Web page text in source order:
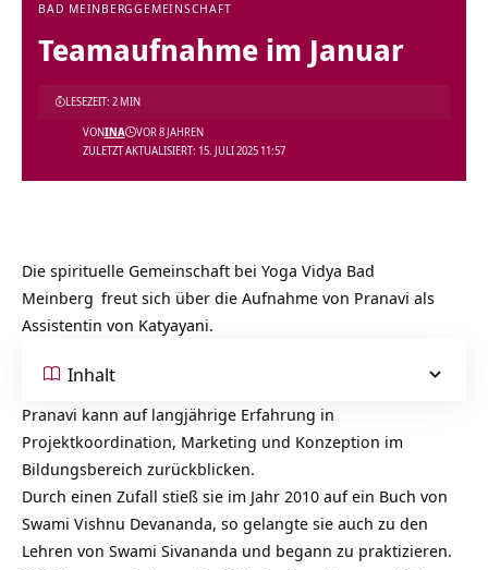
BAD MEINBERGGEMEINSCHAFT
Teamaufnahme im Januar
ZULETZT AKTUALISIERT: 15. JULI 2025 11:57
VONINA VOR 8 JAHREN
LESEZEIT: 2 MIN
Die spirituelle Gemeinschaft bei Yoga Vidya Bad
Meinberg freut sich über die Aufnahme von Pranavi als
Assistentin von Katyayani.
Inhalt
Pranavi kann auf langjährige Erfahrung in
Projektkoordination, Marketing und Konzeption im
Bildungsbereich zurückblicken.
Durch einen Zufall stieß sie im Jahr 2010 auf ein Buch von
Swami Vishnu Devananda, so gelangte sie auch zu den
Lehren von Swami Sivananda und begann zu praktizieren.